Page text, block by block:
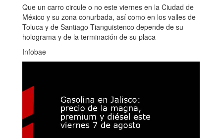
Que un carro circule o no este viernes en la Ciudad de
México y su zona conurbada, así como en los valles de
Toluca y de Santiago Tianguistenco depende de su
holograma y de la terminación de su placa
Infobae